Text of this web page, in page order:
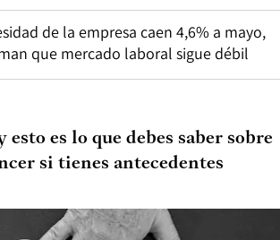
de la empresa caen 4,6% a mayo,
que mercado laboral sigue débil
esto es lo que debes saber sobre
si tienes antecedentes